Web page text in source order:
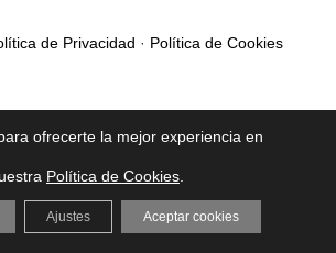
de Privacidad · Política de Cookies
ofrecerte la mejor experiencia en
Política de Cookies
Aceptar cookies
Ajustes